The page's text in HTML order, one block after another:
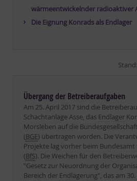
wärmeentwickelnder radioaktiver
Die Eignung Konrads als Endlager
Stand:
Übergang der Betreiberaufgaben
Am 25. April 2017 sind die
Schachtanlage Asse, das Endlager
Morsleben auf die
(BGE) übertragen worden. Die
Projekte lag vorher beim Bundesamt
(BfS). Die Weichen für den
"Gesetz zur Neuordnung der
Bereich der Endlagerung", das am